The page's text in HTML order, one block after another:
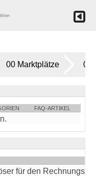
00 Marktplätze 02
FAQ-ARTIKEL
für den